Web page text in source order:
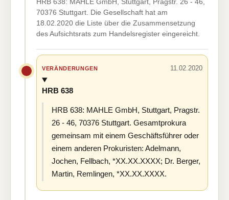
HRB 638: MAHLE GmbH, Stuttgart, Pragstr. 26 - 46,
70376 Stuttgart. Die Gesellschaft hat am
18.02.2020 die Liste über die Zusammensetzung
des Aufsichtsrats zum Handelsregister eingereicht.
VERÄNDERUNGEN 11.02.2020
HRB 638
HRB 638: MAHLE GmbH, Stuttgart, Pragstr.
26 - 46, 70376 Stuttgart. Gesamtprokura
gemeinsam mit einem Geschäftsführer oder
einem anderen Prokuristen: Adelmann,
Jochen, Fellbach, *XX.XX.XXXX; Dr. Berger,
Martin, Remlingen, *XX.XX.XXXX.